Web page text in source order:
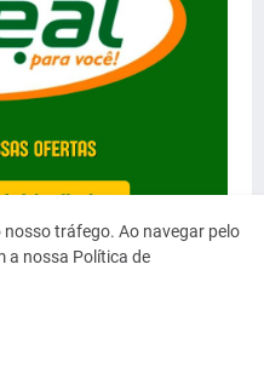
tráfego. Ao navegar pelo
a nossa Política de